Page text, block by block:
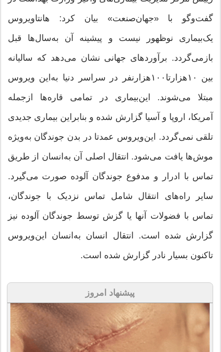
گفت‌وگو با «جهان‌صنعت» بیان کرد: ‌هانتاویروس
یک‌بیماری نوظهور نیست و پیشینه‌ آن به‌سال‌ها قبل
بازمی‌گردد. برآوردهای جهانی نشان می‌دهد که سالیانه
بین ۱۰هزارتا۱۰۰هزارنفر در سراسر دنیا به‌این ویروس
مبتلا می‌شوند. این‌بیماری در تمامی قاره‌ها ازجمله
آمریکا، اروپا و آسیا گزارش شده و بنابراین بیماری جدیدی
تلقی نمی‌گردد. این‌ویروس عمدتا در بدن جوندگان به‌ویژه
موش‌ها یافت می‌شود. انتقال اصلی آن به‌انسان از طریق
تماس با ادرار و مدفوع جوندگان آلوده صورت می‌گیرد.
سایر راه‌های انتقال شامل تماس نزدیک با جوندگان،
تماس با فضولات آنها یا گزش توسط جوندگان آلوده نیز
گزارش شده است. انتقال انسان به‌انسان این‌ویروس
تاکنون بسیار نادر گزارش شده است.
پیشنهاد امروز